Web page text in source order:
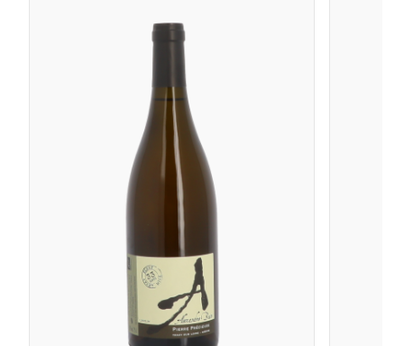
graviers et de sédiments apportés par un ancien
La Minée Haute plantée en 1997/98 est produite sur 1,15
ha. Sols de graves sur base de schistes gréseux.
Exposition : sud-ouest. La cuvée offre un profil
longiligne et droit, typique des terroirs bien drainés.
Son élevage en fût dure au moins 12 mois.
La Minée Basse est produite sur 0,26 ha. Plantation :
1991/1992. Sols argileux sur une base de schistes
gréseux. Ce vin présente des notes exotiques de
mangue, du gras avec une tension vibrante en finale.
Le futur du Château de Bonnezeaux semble assuré par
la solidité de son ancrage familial, mais aussi par la
reconnaissance internationale qui place ses vins parmi
les plus recherchés du Val de Loire.